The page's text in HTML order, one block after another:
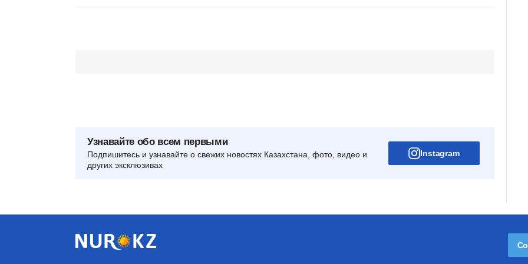
Узнавайте обо всем первыми
Подпишитесь и узнавайте о свежих новостях Казахстана, фото, видео и
других эксклюзивах
Instagram